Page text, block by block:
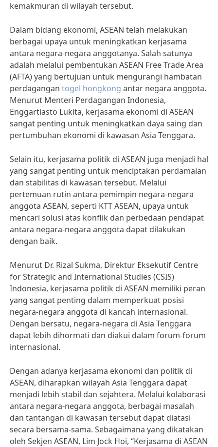
kemakmuran di wilayah tersebut.
Dalam bidang ekonomi, ASEAN telah melakukan
berbagai upaya untuk meningkatkan kerjasama
antara negara-negara anggotanya. Salah satunya
adalah melalui pembentukan ASEAN Free Trade Area
(AFTA) yang bertujuan untuk mengurangi hambatan
perdagangan togel hongkong antar negara anggota.
Menurut Menteri Perdagangan Indonesia,
Enggartiasto Lukita, kerjasama ekonomi di ASEAN
sangat penting untuk meningkatkan daya saing dan
pertumbuhan ekonomi di kawasan Asia Tenggara.
Selain itu, kerjasama politik di ASEAN juga menjadi hal
yang sangat penting untuk menciptakan perdamaian
dan stabilitas di kawasan tersebut. Melalui
pertemuan rutin antara pemimpin negara-negara
anggota ASEAN, seperti KTT ASEAN, upaya untuk
mencari solusi atas konflik dan perbedaan pendapat
antara negara-negara anggota dapat dilakukan
dengan baik.
Menurut Dr. Rizal Sukma, Direktur Eksekutif Centre
for Strategic and International Studies (CSIS)
Indonesia, kerjasama politik di ASEAN memiliki peran
yang sangat penting dalam memperkuat posisi
negara-negara anggota di kancah internasional.
Dengan bersatu, negara-negara di Asia Tenggara
dapat lebih dihormati dan diakui dalam forum-forum
internasional.
Dengan adanya kerjasama ekonomi dan politik di
ASEAN, diharapkan wilayah Asia Tenggara dapat
menjadi lebih stabil dan sejahtera. Melalui kolaborasi
antara negara-negara anggota, berbagai masalah
dan tantangan di kawasan tersebut dapat diatasi
secara bersama-sama. Sebagaimana yang dikatakan
oleh Sekjen ASEAN, Lim Jock Hoi, “Kerjasama di ASEAN